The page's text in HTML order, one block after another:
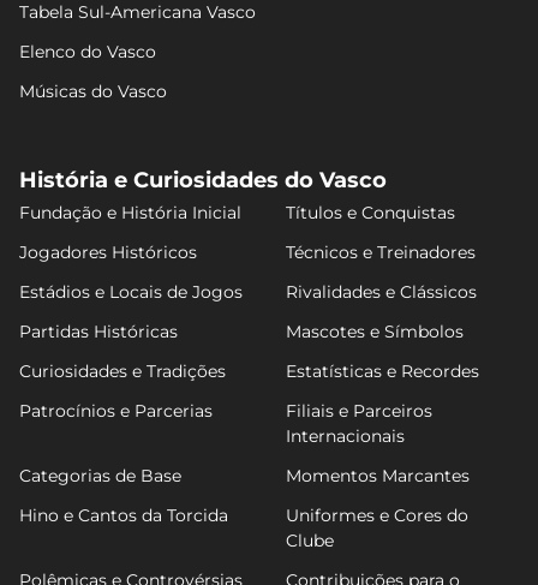
Tabela Sul-Americana Vasco
Elenco do Vasco
Músicas do Vasco
História e Curiosidades do Vasco
Fundação e História Inicial
Títulos e Conquistas
Jogadores Históricos
Técnicos e Treinadores
Estádios e Locais de Jogos
Rivalidades e Clássicos
Partidas Históricas
Mascotes e Símbolos
Curiosidades e Tradições
Estatísticas e Recordes
Patrocínios e Parcerias
Filiais e Parceiros
Internacionais
Categorias de Base
Momentos Marcantes
Hino e Cantos da Torcida
Uniformes e Cores do
Clube
Polêmicas e Controvérsias
Contribuições para o